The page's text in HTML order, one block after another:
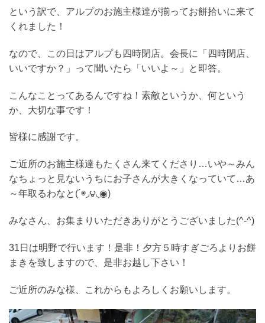
という訳で、アルプのお施主様達が揃ってお餅拾いに来て
くれました！
なので、この日はアルプも四時閉店。会長に「四時閉店、
いいですか？」って聞いたら「いいよ～」と即答。
こんなことってあるんですね！素敵というか、何という
か、大切な事です！
皆様に感謝です。
ご近所のお施主様達もたくさん来てくださり…いや～みん
なちょっと見ないうちにお子さんが大きくなっていて…あ
～年取るわなと(´◉◞౪◟◉)
みなさん、お集まりいただきありがとうございました(^-^)
31日は明野で行います！是非！夕方５時すぎごろよりお餅
まきを致しますので、是非お越し下さい！
ご近所のみな様、これからもよろしくお願いします。